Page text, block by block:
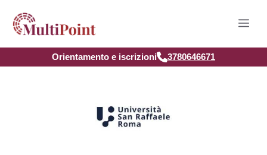
contenuto
Orientamento e iscrizioni 3780646671